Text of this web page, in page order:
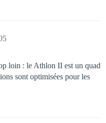
loin : le Athlon II est un quad
sont optimisées pour les